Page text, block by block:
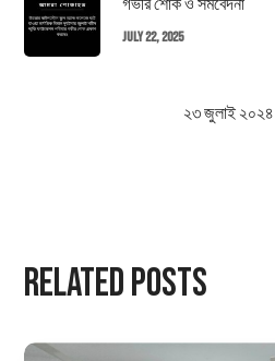
গভীর শোক ও সমবেদনা
July 22, 2025
২৩ জুলাই ২০২৪
Related Posts